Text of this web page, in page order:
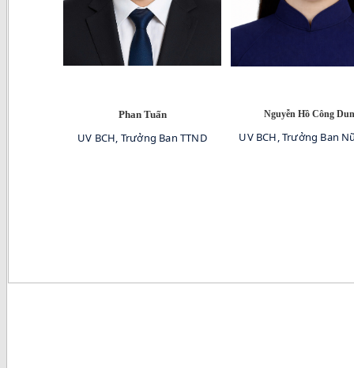
Phan Tuấn
UV BCH, Trưởng Ban TTND
Nguyễn Hồ Công
UV BCH, Trưởng Ban